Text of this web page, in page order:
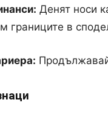
Денят носи
границите в